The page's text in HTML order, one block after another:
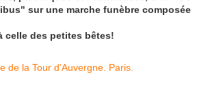
sur une marche funèbre composée
celle des petites bêtes!